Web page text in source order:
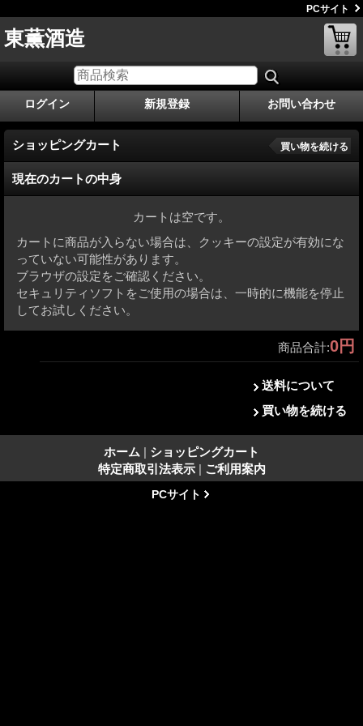
PCサイト
東薫酒造
ログイン 新規登録 お問い合わせ
ショッピングカート 買い物を続ける
現在のカートの中身
カートは空です。
カートに商品が入らない場合は、クッキーの設定が有効にな
っていない可能性があります。
ブラウザの設定をご確認ください。
セキュリティソフトをご使用の場合は、一時的に機能を停止
してお試しください。
商品合計:0円
送料について
買い物を続ける
ホーム | ショッピングカート
特定商取引法表示 | ご利用案内
PCサイト